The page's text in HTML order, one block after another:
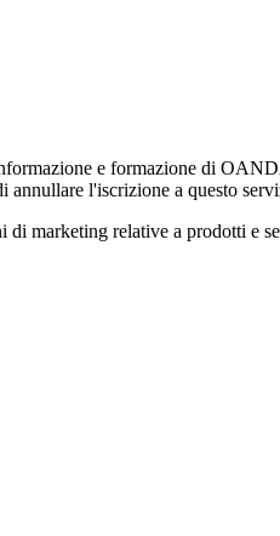
e formazione di
l'iscrizione a questo
marketing relative a prodotti e